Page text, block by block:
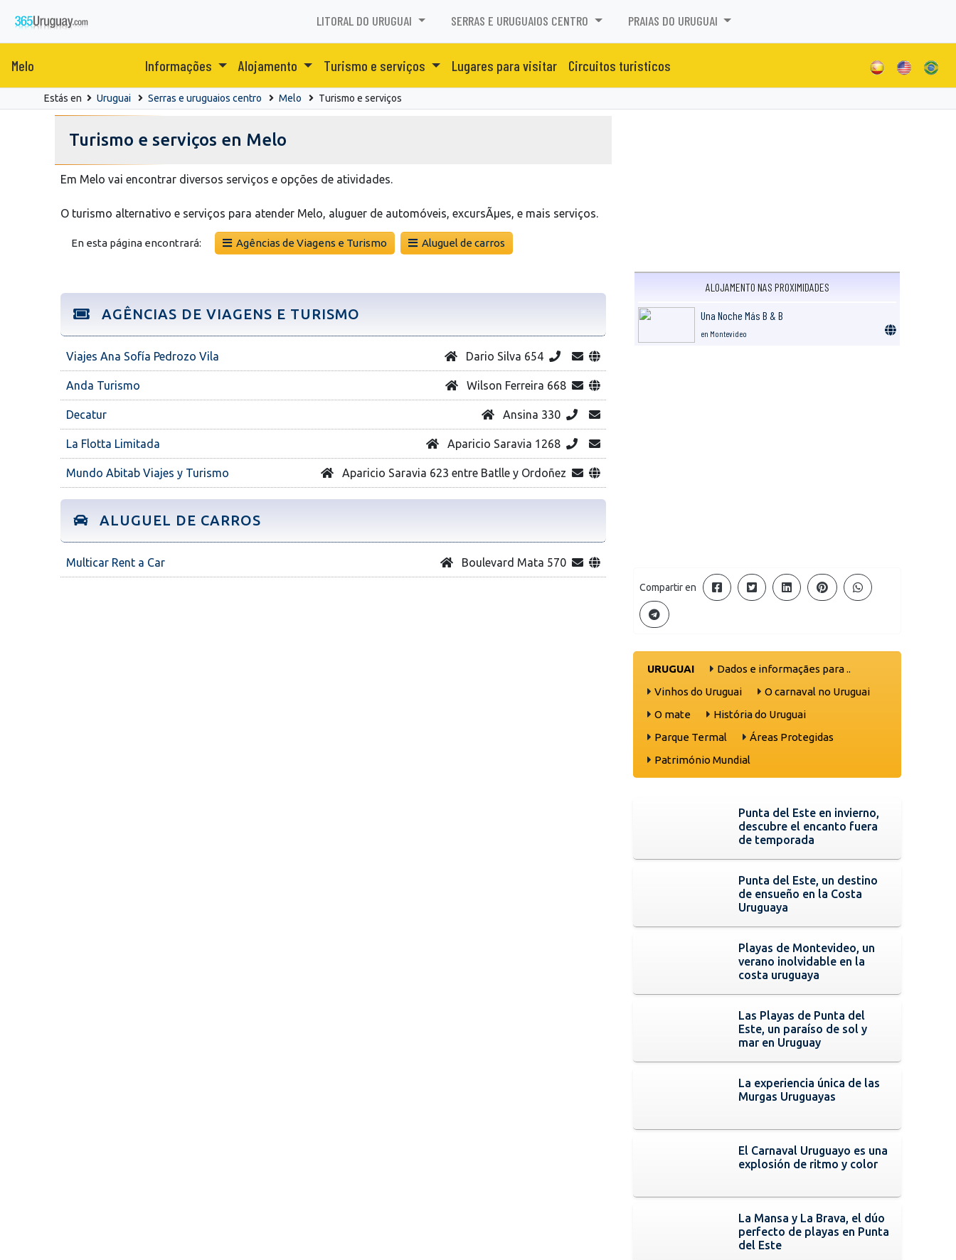
LITORAL DO URUGUAI SERRAS E URUGUAIOS CENTRO PRAIAS DO URUGUAI
Melo Informações Alojamento Turismo e serviços Lugares para visitar Circuitos turisticos
Estás en Uruguai Serras e uruguaios centro Melo Turismo e serviços
Turismo e serviços en Melo
Em Melo vai encontrar diversos serviços e opções de atividades.
O turismo alternativo e serviços para atender Melo, aluguer de automóveis, excursÃµes, e mais serviços.
En esta página encontrará: Agências de Viagens e Turismo Aluguel de carros
AGÊNCIAS DE VIAGENS E TURISMO
Viajes Ana Sofía Pedrozo Vila Dario Silva 654
Anda Turismo Wilson Ferreira 668
Decatur Ansina 330
La Flotta Limitada Aparicio Saravia 1268
Mundo Abitab Viajes y Turismo Aparicio Saravia 623 entre Batlle y Ordoñez
ALUGUEL DE CARROS
Multicar Rent a Car Boulevard Mata 570
ALOJAMENTO NAS PROXIMIDADES
Una Noche Más B & B
en Montevideo
Compartir en
URUGUAI
Dados e informaçães para ..
Vinhos do Uruguai
O carnaval no Uruguai
O mate
História do Uruguai
Parque Termal
Áreas Protegidas
Património Mundial
Punta del Este en invierno,
descubre el encanto fuera
de temporada
Punta del Este, un destino
de ensueño en la Costa
Uruguaya
Playas de Montevideo, un
verano inolvidable en la
costa uruguaya
Las Playas de Punta del
Este, un paraíso de sol y
mar en Uruguay
La experiencia única de las
Murgas Uruguayas
El Carnaval Uruguayo es una
explosión de ritmo y color
La Mansa y La Brava, el dúo
perfecto de playas en Punta
del Este